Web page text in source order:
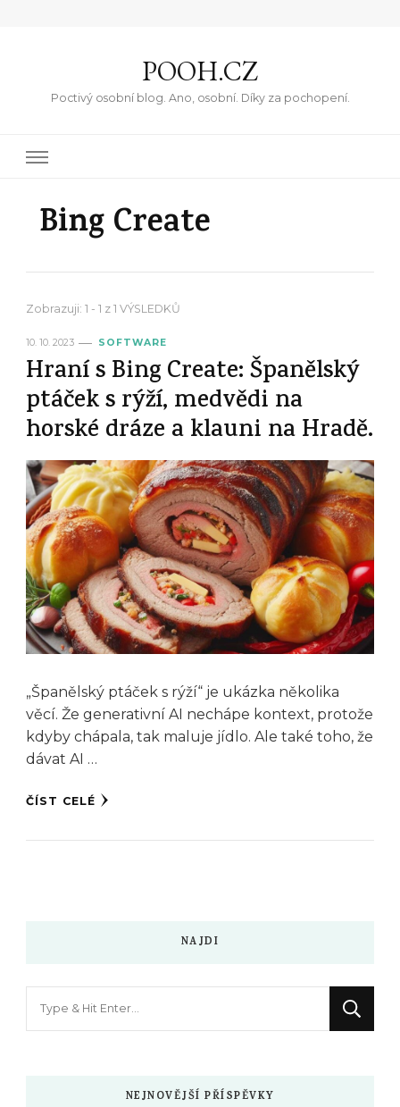
POOH.CZ
Poctivý osobní blog. Ano, osobní. Díky za pochopení.
Bing Create
Zobrazuji: 1 - 1 z 1 VÝSLEDKŮ
10. 10. 2023 SOFTWARE
Hraní s Bing Create: Španělský
ptáček s rýží, medvědi na
horské dráze a klauni na Hradě.
„Španělský ptáček s rýží“ je ukázka několika
věcí. Že generativní AI nechápe kontext, protože
kdyby chápala, tak maluje jídlo. Ale také toho, že
dávat AI …
ČÍST CELÉ
NAJDI
NEJNOVĚJŠÍ PŘÍSPĚVKY